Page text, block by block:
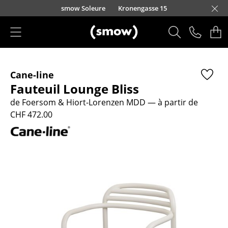
Accéder directement au contenu
smow Soleure Kronengasse 15
Sièges
Chaises de cuisine & salle à manger
Canapés
Fauteuils
Chaises et Tabourets de bar
Cane-line
Fauteuil Lounge Bliss
de Foersom & Hiort-Lorenzen MDD — à partir de
CHF 472.00